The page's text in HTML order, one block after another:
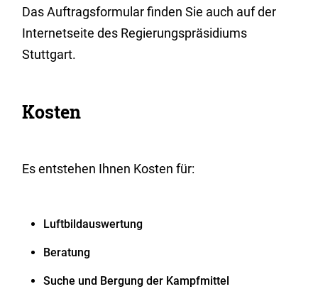
Das Auftragsformular finden Sie auch auf der
Internetseite des Regierungspräsidiums
Stuttgart.
Kosten
Es entstehen Ihnen Kosten für:
Luftbildauswertung
Beratung
Suche und Bergung der Kampfmittel